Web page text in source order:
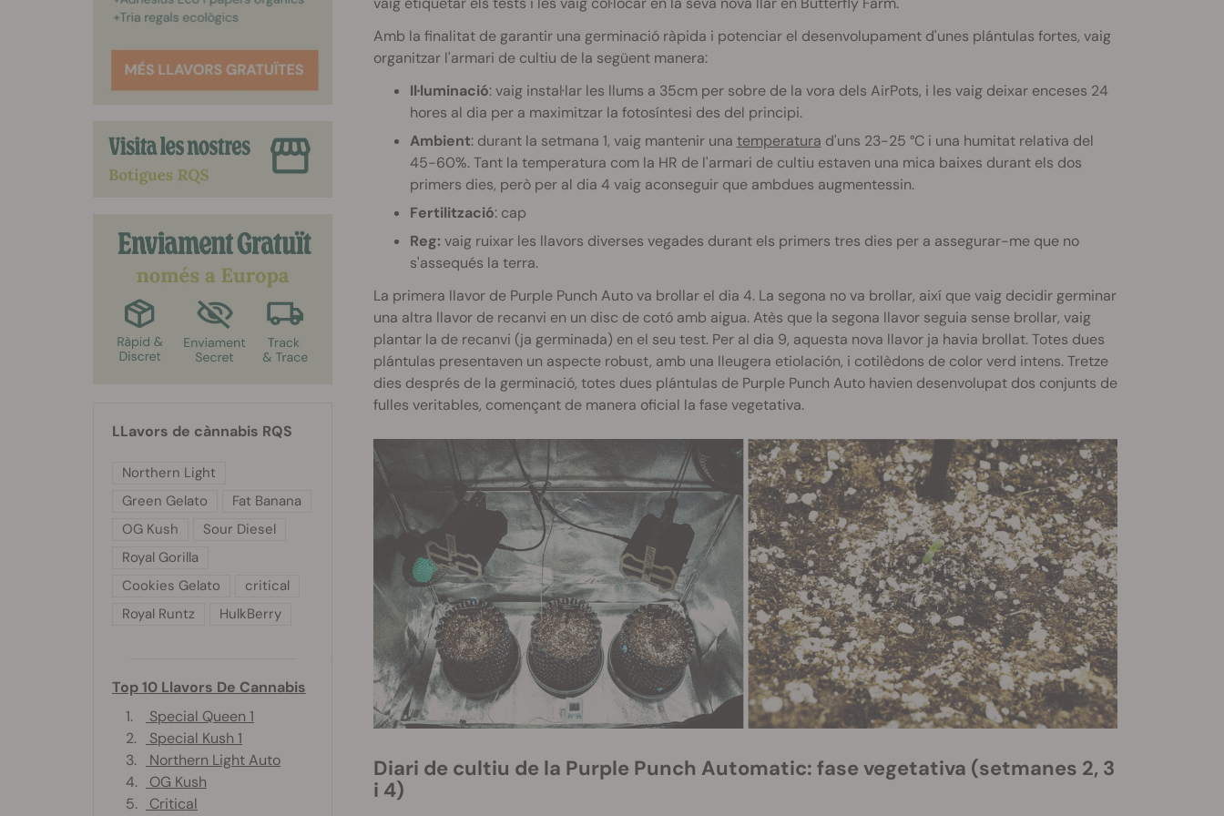
Amb la finalitat de garantir una germinació ràpida i potenciar el desenvolupament d'unes plántulas fortes, vaig
organitzar l'armari de cultiu de la següent manera:
Il·luminació: vaig instal·lar les llums a 35cm per sobre de la vora dels AirPots, i les vaig deixar enceses 24
hores al dia per a maximitzar la fotosíntesi des del principi.
Ambient: durant la setmana 1, vaig mantenir una temperatura d'uns 23-25 °C i una humitat relativa del
45-60%. Tant la temperatura com la HR de l'armari de cultiu estaven una mica baixes durant els dos
primers dies, però per al dia 4 vaig aconseguir que ambdues augmentessin.
Fertilització: cap
Reg: vaig ruixar les llavors diverses vegades durant els primers tres dies per a assegurar-me que no
s'assequés la terra.
La primera llavor de Purple Punch Auto va brollar el dia 4. La segona no va brollar, així que vaig decidir germinar
una altra llavor de recanvi en un disc de cotó amb aigua. Atès que la segona llavor seguia sense brollar, vaig
plantar la de recanvi (ja germinada) en el seu test. Per al dia 9, aquesta nova llavor ja havia brollat. Totes dues
plántulas presentaven un aspecte robust, amb una lleugera etiolación, i cotilèdons de color verd intens. Tretze
dies després de la germinació, totes dues plántulas de Purple Punch Auto havien desenvolupat dos conjunts de
fulles veritables, començant de manera oficial la fase vegetativa.
Diari de cultiu de la Purple Punch Automatic: fase vegetativa (setmanes 2, 3
i 4)
LLavors de cànnabis RQS
Northern Light
Green Gelato
Fat Banana
OG Kush
Sour Diesel
Royal Gorilla
Cookies Gelato
critical
Royal Runtz
HulkBerry
Top 10 Llavors De Cannabis
1.
Special Queen 1
2.
Special Kush 1
3.
Northern Light Auto
4.
OG Kush
5.
Critical